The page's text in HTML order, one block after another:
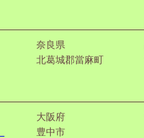
奈良県
北葛城郡當麻町
大阪府
豊中市